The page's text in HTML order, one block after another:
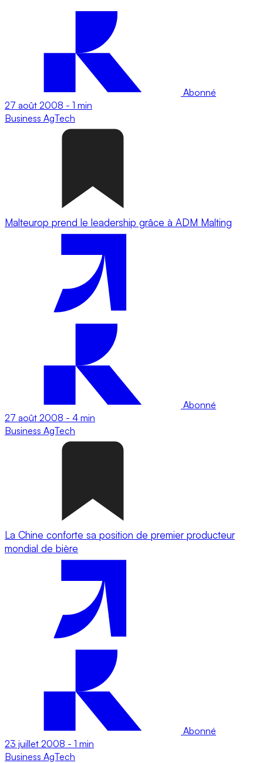
Abonné
27 août 2008 - 1 min
Business AgTech
Malteurop prend le leadership grâce à ADM Malting
Abonné
27 août 2008 - 4 min
Business AgTech
La Chine conforte sa position de premier producteur
mondial de bière
Abonné
23 juillet 2008 - 1 min
Business AgTech